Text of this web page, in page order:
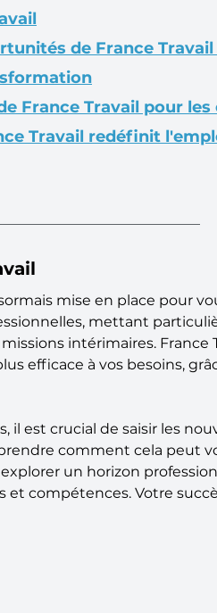
de France
France Travail pour
Travail redéfinit
mise en place pour
mettant
intérimaires. France
efficace à vos besoins,
il est crucial de saisir les
comment cela peut
un horizon
et compétences. Votre